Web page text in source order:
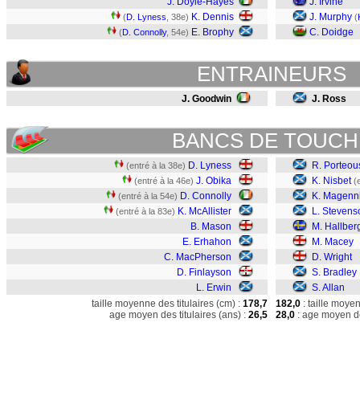
(D. Lyness , 38e) K. Dennis
(D. Connolly, 54e) E. Brophy
J. Murphy (
C. Doidge
ENTRAINEURS
J. Goodwin J. Ross
BANCS DE
(entré à la 38e) D. Lyness
(entré à la 46e) J. Obika
(entré à la 54e) D. Connolly
(entré à la 83e) K. McAllister
B. Mason
E. Erhahon
C. MacPherson
D. Finlayson
L. Erwin
R.
K. Nisbet
K.
L.
M.
M. Macey
D. Wright
S. Bradley
S. Allan
taille moyenne des titulaires (cm) : 178,7
age moyen des titulaires (ans) : 26,5
182,0 : taille
28,0 : age moyen